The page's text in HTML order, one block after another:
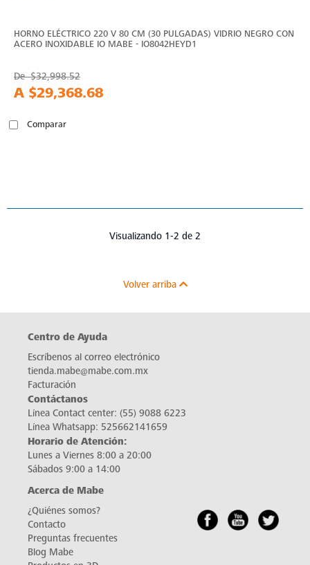
HORNO ELÉCTRICO 220 V 80 CM (30 PULGADAS) VIDRIO NEGRO CON
ACERO INOXIDABLE IO MABE - IO8042HEYD1
De$32,998.52
A $29,368.68
Comparar
Visualizando 1-2 de 2
Volver arriba
Centro de Ayuda
Escríbenos al correo electrónico
tienda.mabe@mabe.com.mx
Facturación
Contáctanos
Línea Contact center: (55) 9088 6223
Línea Whatsapp: 525662141659
Horario de Atención:
Lunes a Viernes 8:00 a 20:00
Sábados 9:00 a 14:00
Acerca de Mabe
¿Quiénes somos?
Contacto
Preguntas frecuentes
Blog Mabe